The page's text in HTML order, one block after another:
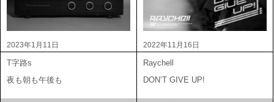
2023年1月11日
T字路s
夜も朝も午後も
2022年11月16日
Raychell
DON’T GIVE UP!